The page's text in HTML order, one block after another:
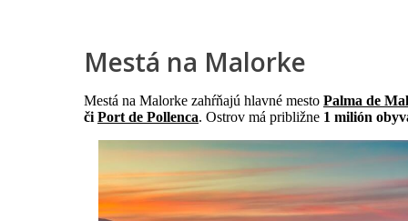
Mestá na Malorke
Mestá na Malorke zahŕňajú hlavné mesto Palma de
či Port de Pollenca. Ostrov má približne 1 milión